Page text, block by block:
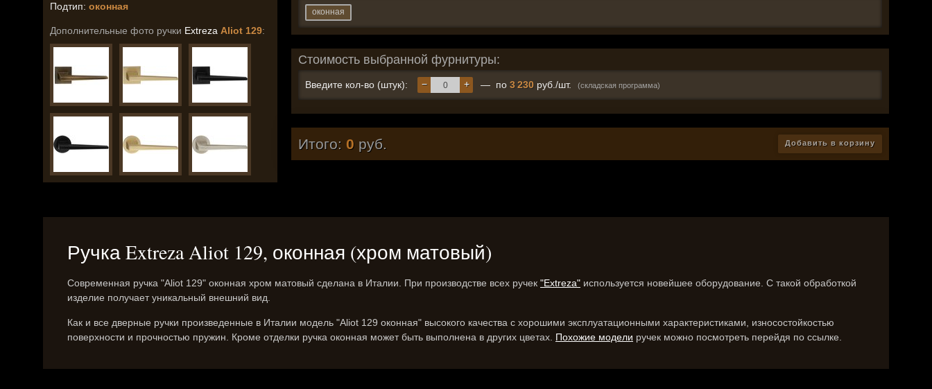
Подтип: оконная
Дополнительные фото ручки Extreza Aliot 129:
оконная
Стоимость выбранной фурнитуры:
Введите кол-во (штук): +
− — по 3 230 руб./шт. (складская программа)
Итого: 0 руб. Добавить в корзину
Ручка Extreza Aliot 129, оконная (хром матовый)
Современная ручка "Aliot 129" оконная хром матовый сделана в Италии. При производстве всех ручек "Extreza" используется новейшее оборудование. С такой обработкой
изделие получает уникальный внешний вид.
Как и все дверные ручки произведенные в Италии модель "Aliot 129 оконная" высокого качества с хорошими эксплуатационными характеристиками, износостойкостью
поверхности и прочностью пружин. Кроме отделки ручка оконная может быть выполнена в других цветах. Похожие модели ручек можно посмотреть перейдя по ссылке.